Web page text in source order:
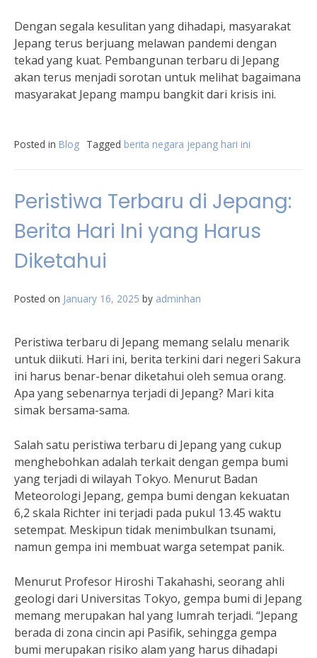
Dengan segala kesulitan yang dihadapi, masyarakat
Jepang terus berjuang melawan pandemi dengan
tekad yang kuat. Pembangunan terbaru di Jepang
akan terus menjadi sorotan untuk melihat bagaimana
masyarakat Jepang mampu bangkit dari krisis ini.
Posted in Blog Tagged berita negara jepang hari ini
Peristiwa Terbaru di Jepang:
Berita Hari Ini yang Harus
Diketahui
Posted on January 16, 2025 by adminhan
Peristiwa terbaru di Jepang memang selalu menarik
untuk diikuti. Hari ini, berita terkini dari negeri Sakura
ini harus benar-benar diketahui oleh semua orang.
Apa yang sebenarnya terjadi di Jepang? Mari kita
simak bersama-sama.
Salah satu peristiwa terbaru di Jepang yang cukup
menghebohkan adalah terkait dengan gempa bumi
yang terjadi di wilayah Tokyo. Menurut Badan
Meteorologi Jepang, gempa bumi dengan kekuatan
6,2 skala Richter ini terjadi pada pukul 13.45 waktu
setempat. Meskipun tidak menimbulkan tsunami,
namun gempa ini membuat warga setempat panik.
Menurut Profesor Hiroshi Takahashi, seorang ahli
geologi dari Universitas Tokyo, gempa bumi di Jepang
memang merupakan hal yang lumrah terjadi. “Jepang
berada di zona cincin api Pasifik, sehingga gempa
bumi merupakan risiko alam yang harus dihadapi